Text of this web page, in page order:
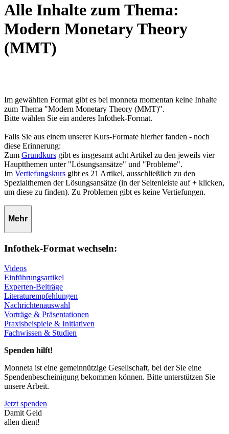
Alle Inhalte zum Thema:
Modern Monetary Theory
(MMT)
Im gewählten Format gibt es bei monneta momentan keine Inhalte
zum Thema "Modern Monetary Theory (MMT)".
Bitte wählen Sie ein anderes Infothek-Format.
Falls Sie aus einem unserer Kurs-Formate hierher fanden - noch
diese Erinnerung:
Zum Grundkurs gibt es insgesamt acht Artikel zu den jeweils vier
Hauptthemen unter "Lösungsansätze" und "Probleme".
Im Vertiefungskurs gibt es 21 Artikel, ausschließlich zu den
Spezialthemen der Lösungsansätze (in der Seitenleiste auf + klicken,
um diese zu finden). Zu Problemen gibt es keine Vertiefungen.
Mehr
Infothek-Format wechseln:
Videos
Einführungsartikel
Experten-Beiträge
Literaturempfehlungen
Nachrichtenauswahl
Vorträge & Präsentationen
Praxisbeispiele & Initiativen
Fachwissen & Studien
Spenden hilft!
Monneta ist eine gemeinnützige Gesellschaft, bei der Sie eine
Spendenbescheinigung bekommen können. Bitte unterstützen Sie
unsere Arbeit.
Jetzt spenden
Damit Geld
allen dient!